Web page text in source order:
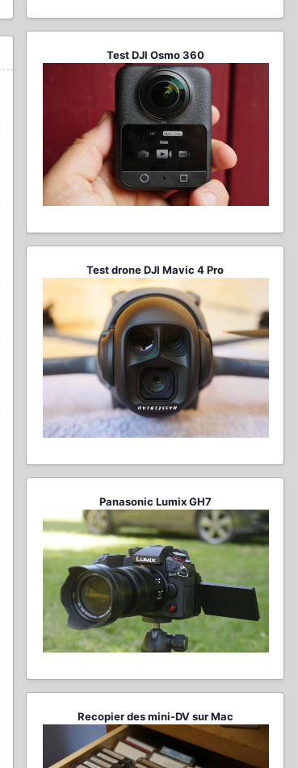
Test DJI Osmo 360
Test drone DJI Mavic 4 Pro
Panasonic Lumix GH7
Recopier des mini-DV sur Mac